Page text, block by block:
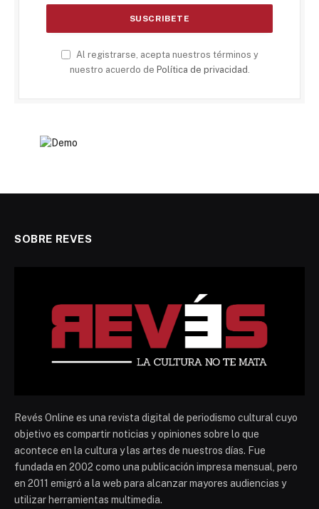
Al registrarse, acepta nuestros términos y
nuestro acuerdo de Política de privacidad .
SOBRE REVES
Revés Online es una revista digital de periodismo cultural cuyo
objetivo es compartir noticias y opiniones sobre lo que
acontece en la cultura y las artes de nuestros días. Fue
fundada en 2002 como una publicación impresa mensual, pero
en 2011 emigró a la web para alcanzar mayores audiencias y
utilizar herramientas multimedia.